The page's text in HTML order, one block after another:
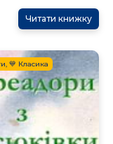
Читати книжку
💙 Класика